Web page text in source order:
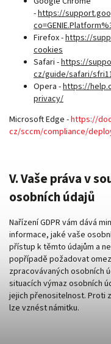
-https://
Firefox -https://
cookies
Safari -https://
cz/guide/safari/
Opera -https://
privacy/
Microsoft Edge -https://
cz/sccm/compliance/
V. Vaše práva v
osobních údajů
Nařízení GDPR vám dává
informace, jaké vaše
přístup k těmto údajům a
popřípadě požadovat
zpracovávaných osobních
situacích výmaz osobních
jejich přenositelnost. Proti
lze vznést námitku.